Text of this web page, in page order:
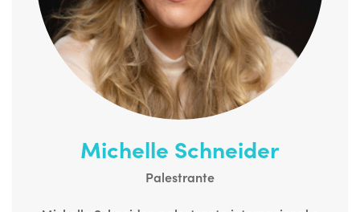
Michelle Schneider
Palestrante